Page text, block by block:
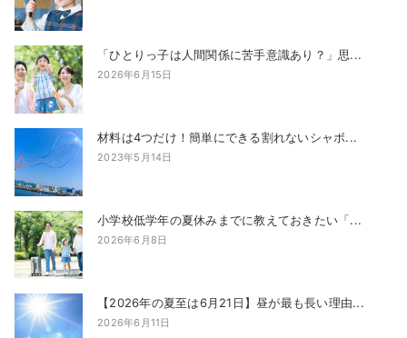
「ひとりっ子は人間関係に苦手意識あり？」思...
2026年6月15日
材料は4つだけ！簡単にできる割れないシャボ...
2023年5月14日
小学校低学年の夏休みまでに教えておきたい「...
2026年6月8日
【2026年の夏至は6月21日】昼が最も長い理由...
2026年6月11日